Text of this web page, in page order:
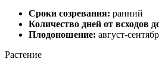
Сроки созревания: ранний
Количество дней от всходов
Плодоношение: август-
Растение